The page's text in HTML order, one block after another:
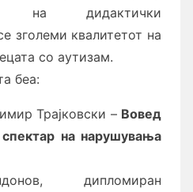
на дидактички
зголеми квалитетот на
со аутизам.
беа:
Трајковски – Вовед
на нарушувања
дипломиран